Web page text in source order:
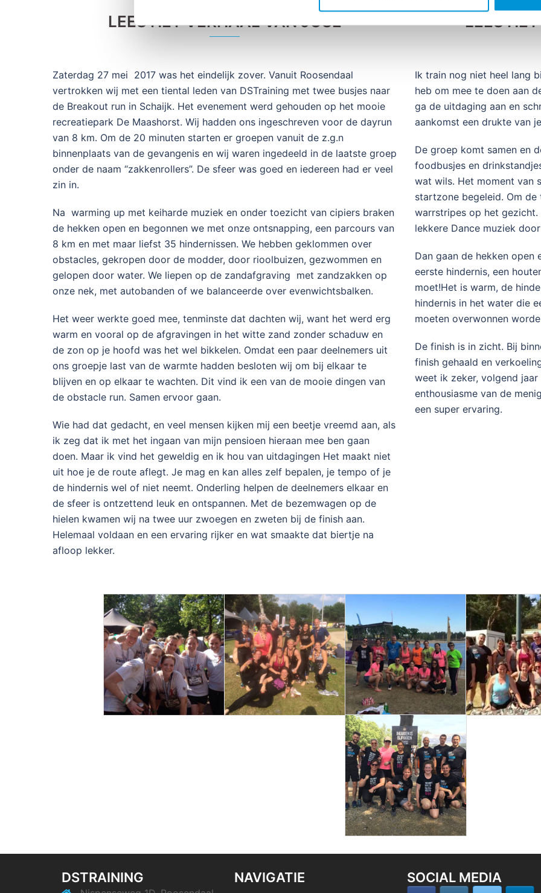
LEES HET VERHAAL VAN JOSÉ
Zaterdag 27 mei 2017 was het eindelijk zover. Vanuit Roosendaal
vertrokken wij met een tiental leden van DSTraining met twee busjes naar
de Breakout run in Schaijk. Het evenement werd gehouden op het mooie
recreatiepark De Maashorst. Wij hadden ons ingeschreven voor de dayrun
van 8 km. Om de 20 minuten starten er groepen vanuit de z.g.n
binnenplaats van de gevangenis en wij waren ingedeeld in de laatste groep
onder de naam “zakkenrollers”. De sfeer was goed en iedereen had er veel
zin in.
Na warming up met keiharde muziek en onder toezicht van cipiers braken
de hekken open en begonnen we met onze ontsnapping, een parcours van
8 km en met maar liefst 35 hindernissen. We hebben geklommen over
obstacles, gekropen door de modder, door rioolbuizen, gezwommen en
gelopen door water. We liepen op de zandafgraving met zandzakken op
onze nek, met autobanden of we balanceerde over evenwichtsbalken.
Het weer werkte goed mee, tenminste dat dachten wij, want het werd erg
warm en vooral op de afgravingen in het witte zand zonder schaduw en
de zon op je hoofd was het wel bikkelen. Omdat een paar deelnemers uit
ons groepje last van de warmte hadden besloten wij om bij elkaar te
blijven en op elkaar te wachten. Dit vind ik een van de mooie dingen van
de obstacle run. Samen ervoor gaan.
Wie had dat gedacht, en veel mensen kijken mij een beetje vreemd aan, als
ik zeg dat ik met het ingaan van mijn pensioen hieraan mee ben gaan
doen. Maar ik vind het geweldig en ik hou van uitdagingen Het maakt niet
uit hoe je de route aflegt. Je mag en kan alles zelf bepalen, je tempo of je
de hindernis wel of niet neemt. Onderling helpen de deelnemers elkaar en
de sfeer is ontzettend leuk en ontspannen. Met de bezemwagen op de
hielen kwamen wij na twee uur zwoegen en zweten bij de finish aan.
Helemaal voldaan en een ervaring rijker en wat smaakte dat biertje na
afloop lekker.
LEES
Ik train nog niet heel lang
heb om mee te doen aan
ga de uitdaging aan en
aankomst een drukte van
De groep komt samen en
foodbusjes en
wat wils. Het moment van
startzone begeleid. Om
warrstripes op het
lekkere Dance muziek
Dan gaan de hekken open
eerste hindernis, een
moet!Het is warm, de
hindernis in het water die
moeten overwonnen
De finish is in zicht. Bij
finish gehaald en
weet ik zeker, volgend
enthousiasme van de
een super ervaring.
DSTRAINING NAVIGATIE SOCIAL MEDIA